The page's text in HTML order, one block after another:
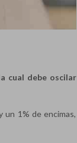
cual debe oscilar
un 1% de encimas,